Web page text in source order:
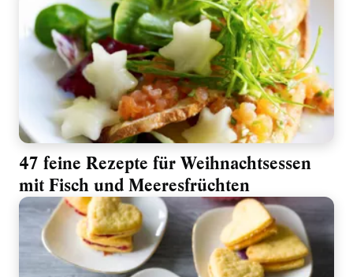
47 feine Rezepte für Weihnachtsessen
mit Fisch und Meeresfrüchten